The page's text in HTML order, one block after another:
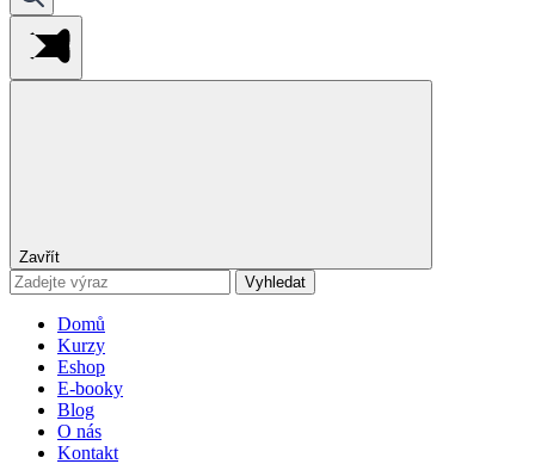
Zavřít
Vyhledat
Domů
Kurzy
Eshop
E-booky
Blog
O nás
Kontakt